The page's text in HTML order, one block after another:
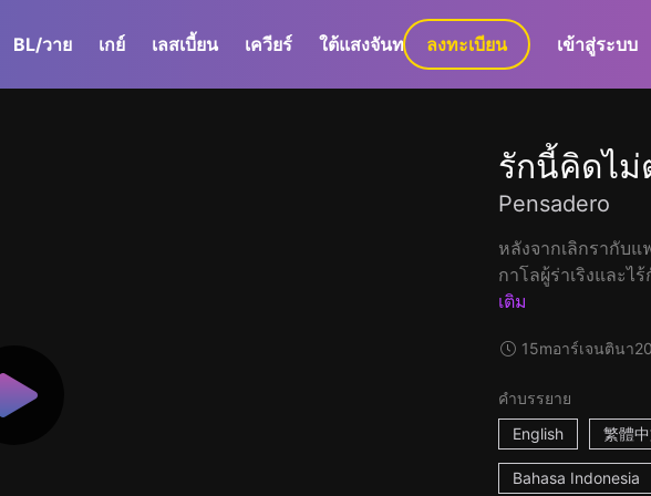
BL/วาย เกย์ เลสเบี้ยน เควียร์ ใต้แสงจันทร์ GaLa+
ลงทะเบียน เข้าสู่ระบบ
รักนี้คิดไม่
Pensadero
หลังจากเลิกรากับ
กาโลผู้ร่าเริงและไ
เติม
15mอาร์เจนตินา
คำบรรยาย
English
繁體
Bahasa Indonesia